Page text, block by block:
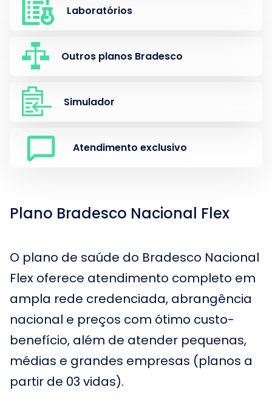
Laboratórios
Outros planos Bradesco
Simulador
Atendimento exclusivo
Plano Bradesco Nacional Flex
O plano de saúde do Bradesco Nacional
Flex oferece atendimento completo em
ampla rede credenciada, abrangência
nacional e preços com ótimo custo-
benefício, além de atender pequenas,
médias e grandes empresas (planos a
partir de 03 vidas).